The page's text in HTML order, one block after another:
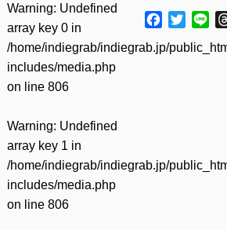
Warning: Undefined
array key 0 in
/home/indiegrab/indiegrab.jp/
includes/media.php
on line 806
Warning: Undefined
array key 1 in
/home/indiegrab/indiegrab.jp/
includes/media.php
on line 806
Facebook
Twitter